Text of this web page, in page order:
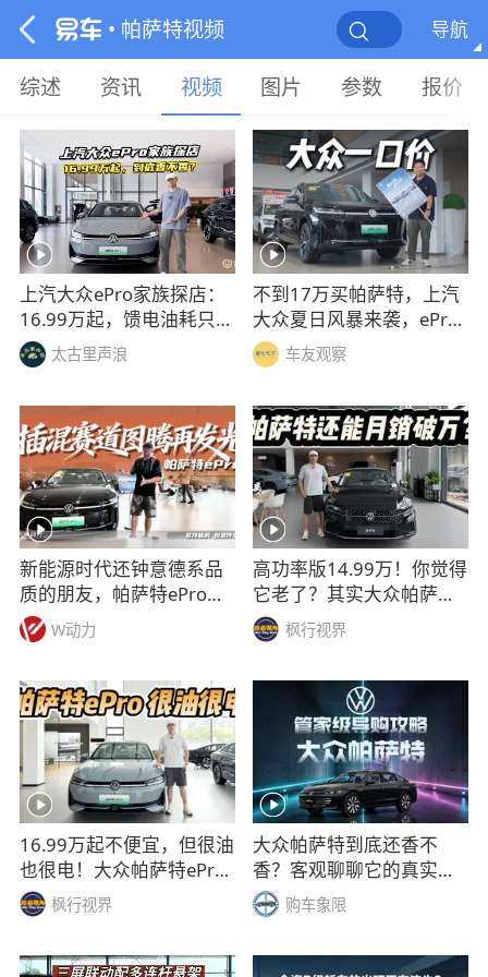
• 帕萨特视频 导航
综述 资讯 视频 图片 参数 报价
上汽大众ePro家族探店：
16.99万起，馈电油耗只有
3.6L太古里声浪
不到17万买帕萨特，上汽
大众夏日风暴来袭，ePro
全系车型迎来一口价
车友观察
新能源时代还钟意德系品
质的朋友，帕萨特ePro别
错过W动力
高功率版14.99万！你觉得
它老了？其实大众帕萨特
仍能月销破万？
枫行视界
16.99万起不便宜，但很油
也很电！大众帕萨特ePro
确实不一样！
枫行视界
大众帕萨特到底还香不
香？客观聊聊它的真实表
现与选购逻辑
购车象限